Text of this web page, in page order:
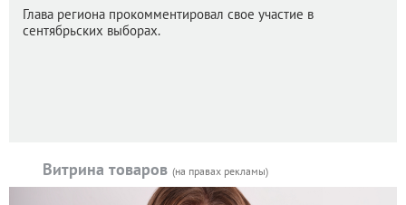
Глава региона прокомментировал свое участие в
сентябрьских выборах.
Витрина товаров (на правах рекламы)